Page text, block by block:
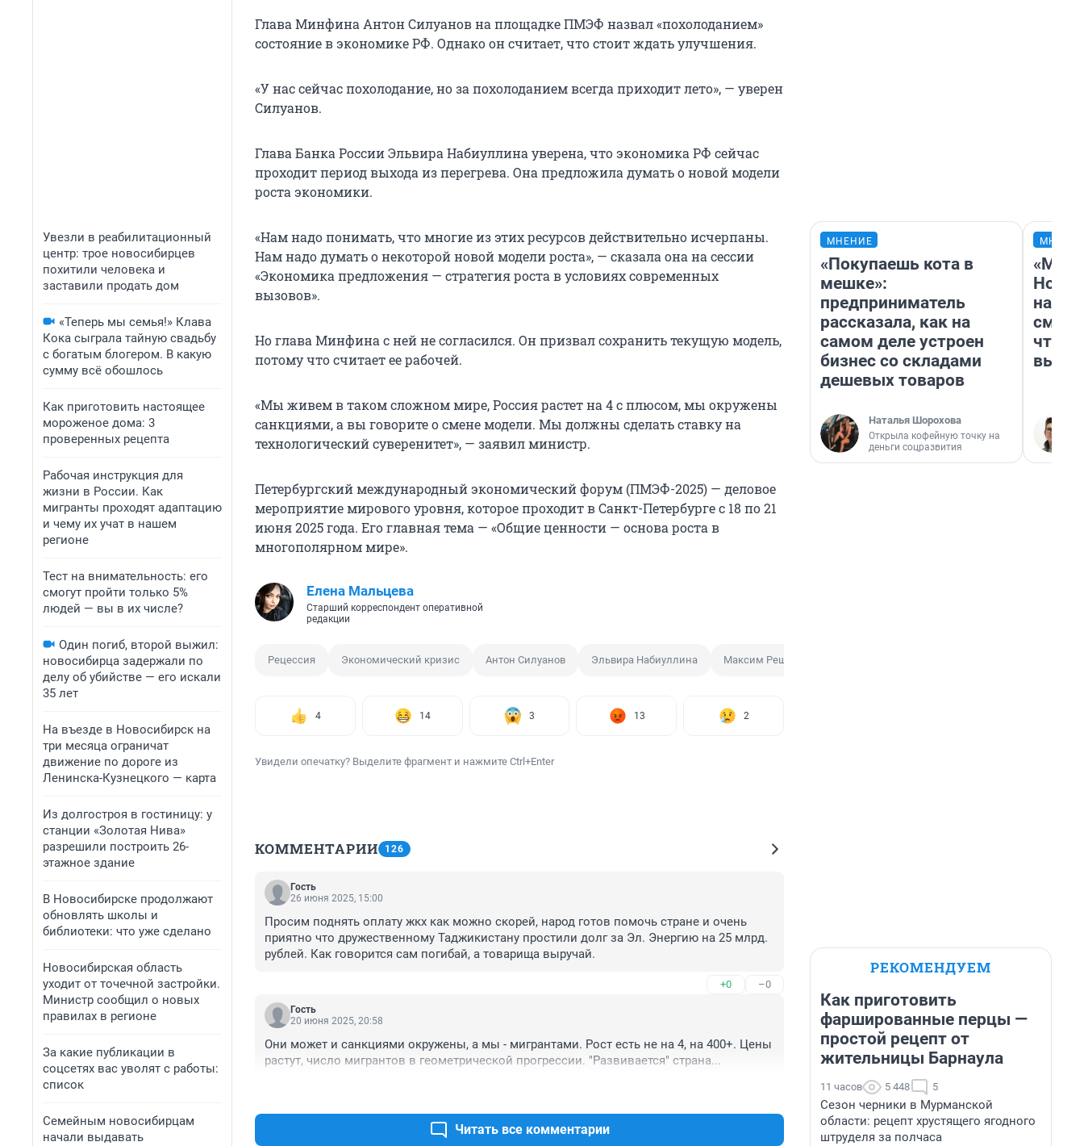
Увезли в реабилитационный
центр: трое новосибирцев
похитили человека и
заставили продать дом
«Теперь мы семья!» Клава
Кока сыграла тайную свадьбу
с богатым блогером. В какую
сумму всё обошлось
Как приготовить настоящее
мороженое дома: 3
проверенных рецепта
Рабочая инструкция для
жизни в России. Как
мигранты проходят адаптацию
и чему их учат в нашем
регионе
Тест на внимательность: его
смогут пройти только 5%
людей — вы в их числе?
Один погиб, второй выжил:
новосибирца задержали по
делу об убийстве — его искали
35 лет
На въезде в Новосибирск на
три месяца ограничат
движение по дороге из
Ленинска-Кузнецкого — карта
Из долгостроя в гостиницу: у
станции «Золотая Нива»
разрешили построить 26-
этажное здание
В Новосибирске продолжают
обновлять школы и
библиотеки: что уже сделано
Новосибирская область
уходит от точечной застройки.
Министр сообщил о новых
правилах в регионе
За какие публикации в
соцсетях вас уволят с работы:
список
Семейным новосибирцам
начали выдавать
Глава Минфина Антон Силуанов на площадке ПМЭФ назвал «похолоданием»
состояние в экономике РФ. Однако он считает, что стоит ждать улучшения.
«У нас сейчас похолодание, но за похолоданием всегда приходит лето», — уверен
Силуанов.
Глава Банка России Эльвира Набиуллина уверена, что экономика РФ сейчас
проходит период выхода из перегрева. Она предложила думать о новой модели
роста экономики.
«Нам надо понимать, что многие из этих ресурсов действительно исчерпаны.
Нам надо думать о некоторой новой модели роста», — сказала она на сессии
«Экономика предложения — стратегия роста в условиях современных
вызовов».
Но глава Минфина с ней не согласился. Он призвал сохранить текущую модель,
потому что считает ее рабочей.
«Мы живем в таком сложном мире, Россия растет на 4 с плюсом, мы окружены
санкциями, а вы говорите о смене модели. Мы должны сделать ставку на
технологический суверенитет», — заявил министр.
Петербургский международный экономический форум (ПМЭФ-2025) — деловое
мероприятие мирового уровня, которое проходит в Санкт-Петербурге с 18 по 21
июня 2025 года. Его главная тема — «Общие ценности — основа роста в
многополярном мире».
Елена Мальцева
Старший корреспондент оперативной
редакции
Рецессия Экономический кризис Антон Силуанов Эльвира Набиуллина Максим Решетников
4 14 3 13 2
Увидели опечатку? Выделите фрагмент и нажмите Ctrl+Enter
КОММЕНТАРИИ 126
Гость
26 июня 2025, 15:00
Просим поднять оплату жкх как можно скорей, народ готов помочь стране и очень
приятно что дружественному Таджикистану простили долг за Эл. Энергию на 25 млрд.
рублей. Как говорится сам погибай, а товарища выручай.
+0 –0
Гость
20 июня 2025, 20:58
Они может и санкциями окружены, а мы - мигрантами. Рост есть не на 4, на 400+. Цены
растут, число мигрантов в геометрической прогрессии. "Развивается" страна...
Читать все комментарии
МНЕНИЕ
«Покупаешь кота в
мешке»:
предприниматель
рассказала, как на
самом деле устроен
бизнес со складами
дешевых товаров
Наталья Шорохова
Открыла кофейную точку на
деньги соцразвития
«Мы
РЕКОМЕНДУЕМ
Как приготовить
фаршированные перцы —
простой рецепт от
жительницы Барнаула
11 часов 5 448 5
Сезон черники в Мурманской
области: рецепт хрустящего ягодного
штруделя за полчаса